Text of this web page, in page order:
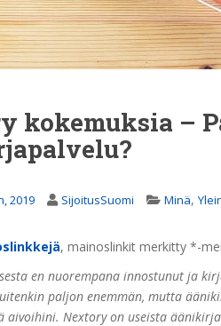
kokemuksia –
2019 SijoitusSuomi Minä,
, mainoslinkit merkitty *-
en nuorempana innostunut ja
paljon enemmän, mutta
aivoihini. Nextory on useista